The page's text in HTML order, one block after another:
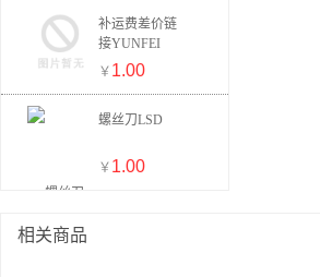
补运费差价链
接YUNFEI
￥ 1.00
螺丝刀LSD
￥ 1.00
相关商品